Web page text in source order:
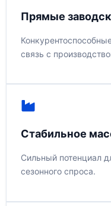
Прямые
связь с
Стабильное
Сильный потенциал
сезонного спроса.